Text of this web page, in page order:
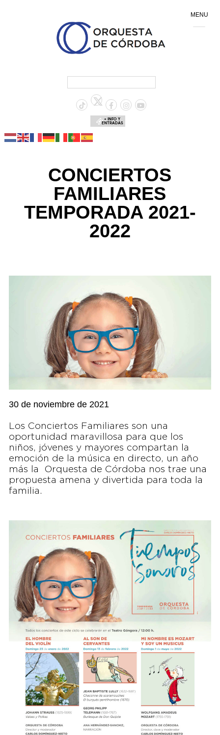
+ INFO Y
ENTRADAS
CONCIERTOS
FAMILIARES
TEMPORADA 2021-
2022
30 de noviembre de 2021
Los Conciertos Familiares son una
oportunidad maravillosa para que los
niños, jóvenes y mayores compartan la
emoción de la música en directo, un año
más la Orquesta de Córdoba nos trae una
propuesta amena y divertida para toda la
familia.
MENU